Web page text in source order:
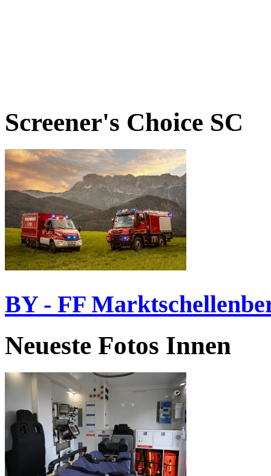
Screener's Choice SC
BY - FF
Neueste Fotos Innen